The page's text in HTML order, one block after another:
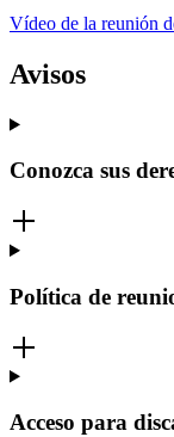
Vídeo de la reunión
Avisos
Conozca sus
Política de
Acceso para